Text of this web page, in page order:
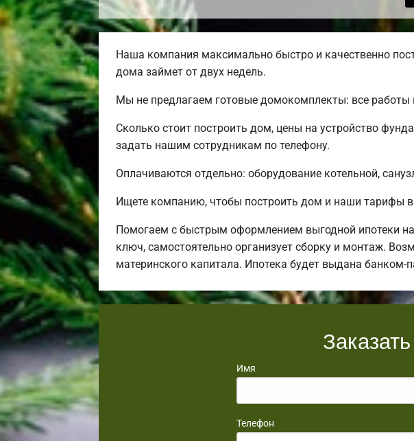
Наша компания максимально быстро и качественно
дома займет от двух недель.
Мы не предлагаем готовые домокомплекты: все работы
Сколько стоит построить дом, цены на устройство
задать нашим сотрудникам по телефону.
Оплачиваются отдельно: оборудование котельной,
Ищете компанию, чтобы построить дом и наши тарифы
Помогаем с быстрым оформлением выгодной ипотеки
ключ, самостоятельно организует сборку и монтаж.
материнского капитала. Ипотека будет выдана банком-
Имя
Телефон